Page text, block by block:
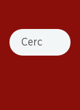
Cercare